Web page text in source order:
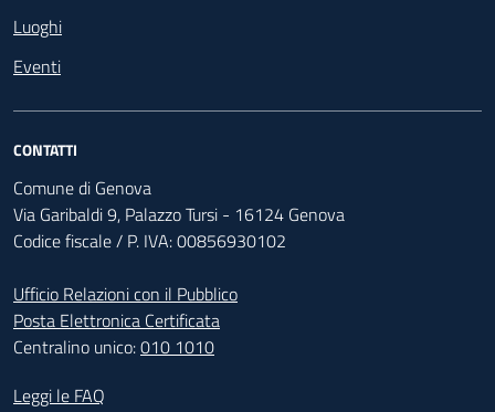
Luoghi
Eventi
CONTATTI
Comune di Genova
Via Garibaldi 9, Palazzo Tursi - 16124 Genova
Codice fiscale / P. IVA: 00856930102
Ufficio Relazioni con il Pubblico
Posta Elettronica Certificata
Centralino unico:010 1010
Footer - Contatti
Leggi le FAQ